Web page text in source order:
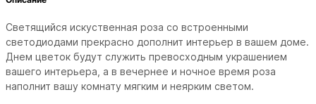
Светящийся искуственная роза со встроенными
светодиодами прекрасно дополнит интерьер в вашем доме.
Днем цветок будут служить превосходным украшением
вашего интерьера, а в вечернее и ночное время роза
наполнит вашу комнату мягким и неярким светом.